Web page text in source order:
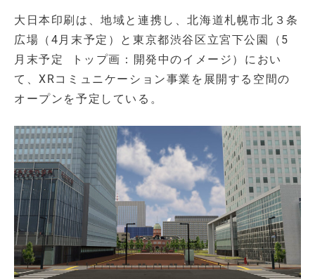
大日本印刷は、地域と連携し、北海道札幌市北３条
広場（4月末予定）と東京都渋谷区立宮下公園（5
月末予定 トップ画：開発中のイメージ）におい
て、XRコミュニケーション事業を展開する空間の
オープンを予定している。